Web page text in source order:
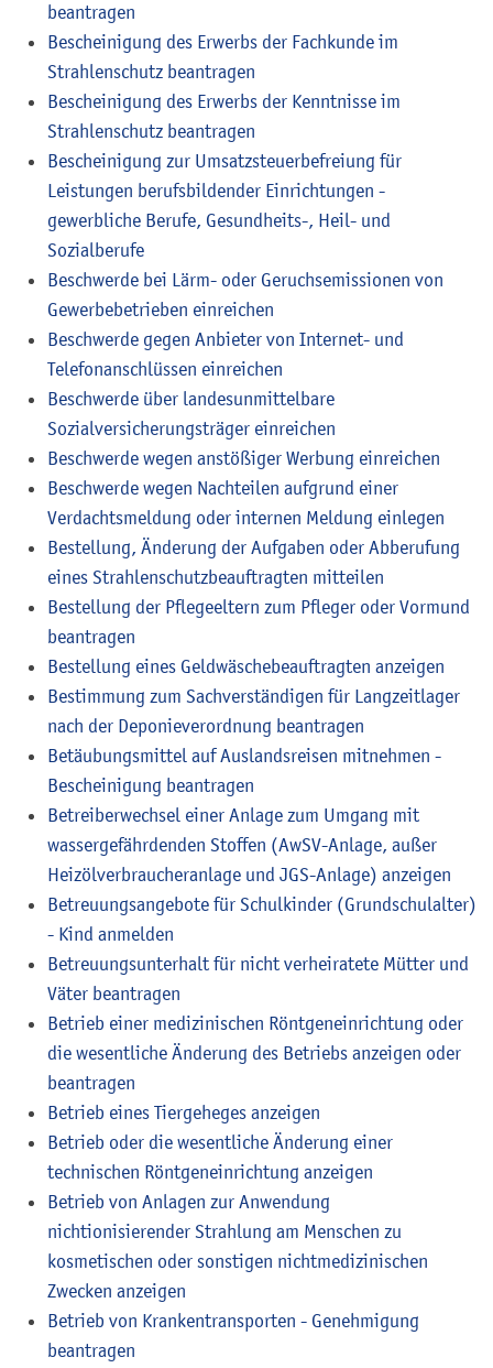
beantragen
Bescheinigung des Erwerbs der Fachkunde im
Strahlenschutz beantragen
Bescheinigung des Erwerbs der Kenntnisse im
Strahlenschutz beantragen
Bescheinigung zur Umsatzsteuerbefreiung für
Leistungen berufsbildender Einrichtungen -
gewerbliche Berufe, Gesundheits-, Heil- und
Sozialberufe
Beschwerde bei Lärm- oder Geruchsemissionen von
Gewerbebetrieben einreichen
Beschwerde gegen Anbieter von Internet- und
Telefonanschlüssen einreichen
Beschwerde über landesunmittelbare
Sozialversicherungsträger einreichen
Beschwerde wegen anstößiger Werbung einreichen
Beschwerde wegen Nachteilen aufgrund einer
Verdachtsmeldung oder internen Meldung einlegen
Bestellung, Änderung der Aufgaben oder Abberufung
eines Strahlenschutzbeauftragten mitteilen
Bestellung der Pflegeeltern zum Pfleger oder Vormund
beantragen
Bestellung eines Geldwäschebeauftragten anzeigen
Bestimmung zum Sachverständigen für Langzeitlager
nach der Deponieverordnung beantragen
Betäubungsmittel auf Auslandsreisen mitnehmen -
Bescheinigung beantragen
Betreiberwechsel einer Anlage zum Umgang mit
wassergefährdenden Stoffen (AwSV-Anlage, außer
Heizölverbraucheranlage und JGS-Anlage) anzeigen
Betreuungsangebote für Schulkinder (Grundschulalter)
- Kind anmelden
Betreuungsunterhalt für nicht verheiratete Mütter und
Väter beantragen
Betrieb einer medizinischen Röntgeneinrichtung oder
die wesentliche Änderung des Betriebs anzeigen oder
beantragen
Betrieb eines Tiergeheges anzeigen
Betrieb oder die wesentliche Änderung einer
technischen Röntgeneinrichtung anzeigen
Betrieb von Anlagen zur Anwendung
nichtionisierender Strahlung am Menschen zu
kosmetischen oder sonstigen nichtmedizinischen
Zwecken anzeigen
Betrieb von Krankentransporten - Genehmigung
beantragen